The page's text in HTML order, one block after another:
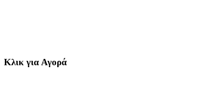
Κλικ για Αγορά